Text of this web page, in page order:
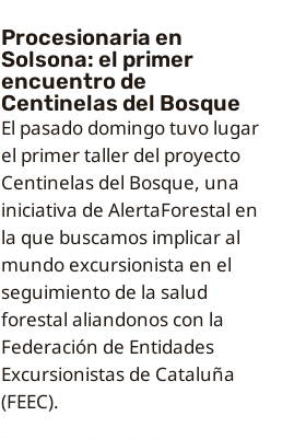
Procesionaria en
Solsona: el primer
encuentro de
Centinelas del Bosque
El pasado domingo tuvo lugar
el primer taller del proyecto
Centinelas del Bosque, una
iniciativa de AlertaForestal en
la que buscamos implicar al
mundo excursionista en el
seguimiento de la salud
forestal aliandonos con la
Federación de Entidades
Excursionistas de Cataluña
(FEEC).